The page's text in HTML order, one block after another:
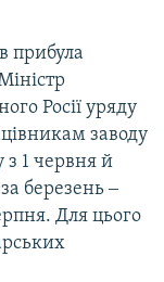
прибула
Росії уряду
заводу
з 1 червня й
березень ‒
Для цього